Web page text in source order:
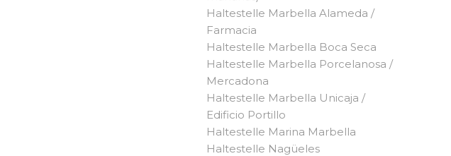
Haltestelle Marbella Alameda /
Farmacia
Haltestelle Marbella Boca Seca
Haltestelle Marbella Porcelanosa /
Mercadona
Haltestelle Marbella Unicaja /
Edificio Portillo
Haltestelle Marina Marbella
Haltestelle Nagüeles